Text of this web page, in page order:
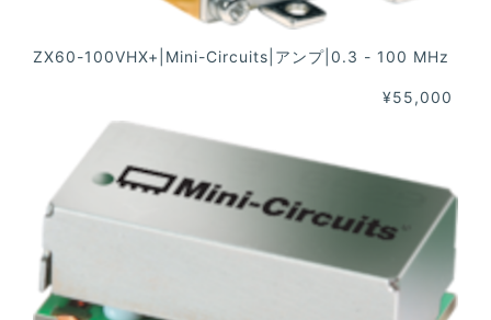
ZX60-100VHX+|Mini-Circuits|アンプ|0.3 - 100 MHz
¥55,000